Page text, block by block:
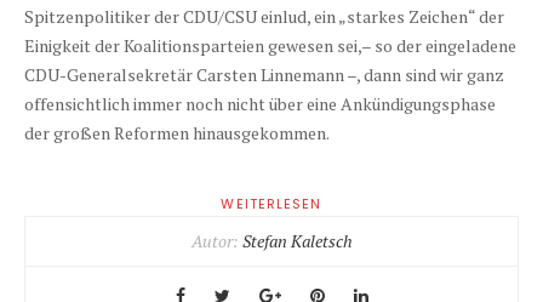
Spitzenpolitiker der CDU/CSU einlud, ein „starkes Zeichen“ der
Einigkeit der Koalitionsparteien gewesen sei,– so der eingeladene
CDU-Generalsekretär Carsten Linnemann –, dann sind wir ganz
offensichtlich immer noch nicht über eine Ankündigungsphase
der großen Reformen hinausgekommen.
WEITERLESEN
Autor: Stefan Kaletsch